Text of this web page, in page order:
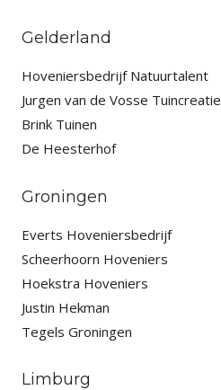
Gelderland
Hoveniersbedrijf Natuurtalent
Jurgen van de Vosse Tuincreatie
Brink Tuinen
De Heesterhof
Groningen
Everts Hoveniersbedrijf
Scheerhoorn Hoveniers
Hoekstra Hoveniers
Justin Hekman
Tegels Groningen
Limburg